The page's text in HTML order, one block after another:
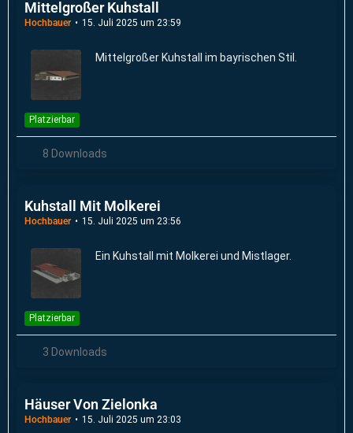
Mittelgroßer Kuhstall
Hochbauer 15. Juli 2025 um 23:59
Mittelgroßer Kuhstall im bayrischen Stil.
Platzierbar
8 Downloads
Kuhstall Mit Molkerei
Hochbauer 15. Juli 2025 um 23:56
Ein Kuhstall mit Molkerei und Mistlager.
Platzierbar
3 Downloads
Häuser Von Zielonka
Hochbauer 15. Juli 2025 um 23:03